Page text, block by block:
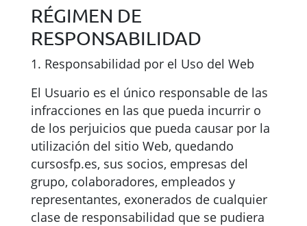
RÉGIMEN DE
RESPONSABILIDAD
1. Responsabilidad por el Uso del Web
El Usuario es el único responsable de las
infracciones en las que pueda incurrir o
de los perjuicios que pueda causar por la
utilización del sitio Web, quedando
cursosfp.es, sus socios, empresas del
grupo, colaboradores, empleados y
representantes, exonerados de cualquier
clase de responsabilidad que se pudiera